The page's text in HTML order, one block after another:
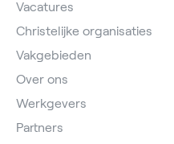
Vacatures
Christelijke organisaties
Vakgebieden
Over ons
Werkgevers
Partners